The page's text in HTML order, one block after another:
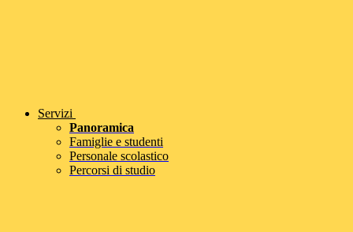
Servizi
Panoramica
Famiglie e studenti
Personale scolastico
Percorsi di studio